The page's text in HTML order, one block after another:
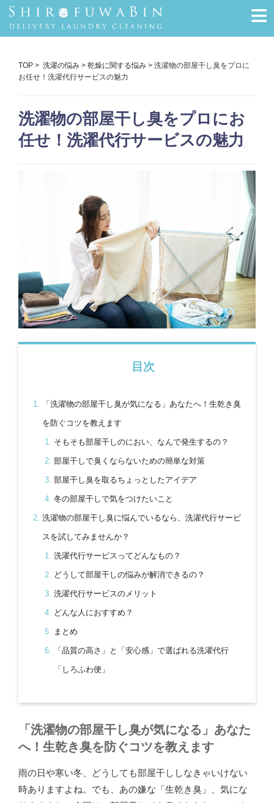
≡
TOP > 洗濯の悩み > 乾燥に関する悩み > 洗濯物の部屋干し臭をプロに
お任せ！洗濯代行サービスの魅力
洗濯物の部屋干し臭をプロにお
任せ！洗濯代行サービスの魅力
目次
「洗濯物の部屋干し臭が気になる」あなたへ！生乾き臭
を防ぐコツを教えます
そもそも部屋干しのにおい、なんで発生するの？
部屋干しで臭くならないための簡単な対策
部屋干し臭を取るちょっとしたアイデア
冬の部屋干しで気をつけたいこと
洗濯物の部屋干し臭に悩んでいるなら、洗濯代行サービ
スを試してみませんか？
洗濯代行サービスってどんなもの？
どうして部屋干しの悩みが解消できるの？
洗濯代行サービスのメリット
どんな人におすすめ？
まとめ
「品質の高さ」と「安心感」で選ばれる洗濯代行
「しろふわ便」
「洗濯物の部屋干し臭が気になる」あなた
へ！生乾き臭を防ぐコツを教えます
雨の日や寒い冬、どうしても部屋干ししなきゃいけない
時ありますよね。でも、あの嫌な「生乾き臭」、気にな